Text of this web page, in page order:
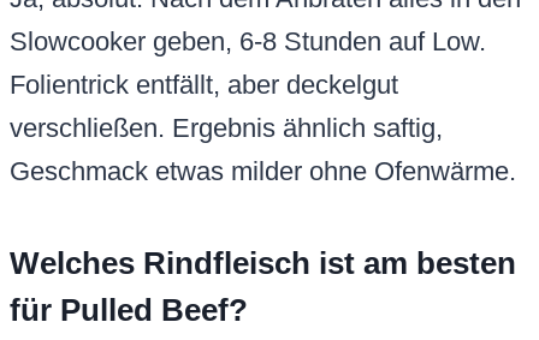
Slowcooker geben, 6-8 Stunden auf Low.
Folientrick entfällt, aber deckelgut
verschließen. Ergebnis ähnlich saftig,
Geschmack etwas milder ohne Ofenwärme.
Welches Rindfleisch ist am besten
für Pulled Beef?